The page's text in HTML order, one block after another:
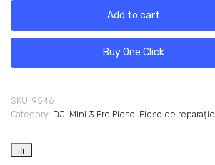
Add to cart
Buy One Click
SKU: 9546
Category: DJI Mini 3 Pro Piese Piese de reparație